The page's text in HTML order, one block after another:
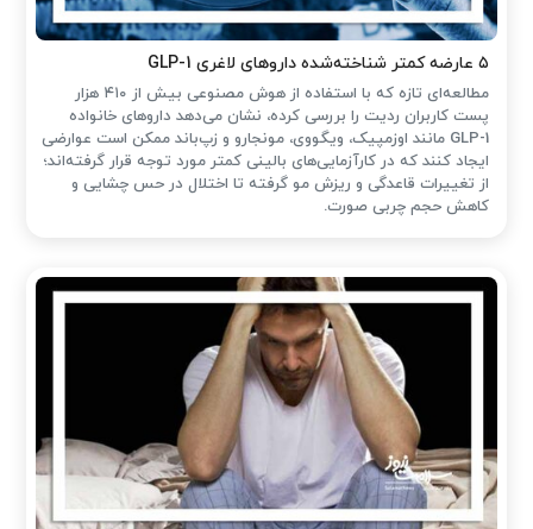
۵ عارضه کمتر شناخته‌شده داروهای لاغری GLP-1
مطالعه‌ای تازه که با استفاده از هوش مصنوعی بیش از ۴۱۰ هزار
پست کاربران ردیت را بررسی کرده، نشان می‌دهد داروهای خانواده
GLP-1 مانند اوزمپیک، ویگووی، مونجارو و زپ‌باند ممکن است عوارضی
ایجاد کنند که در کارآزمایی‌های بالینی کمتر مورد توجه قرار گرفته‌اند؛
از تغییرات قاعدگی و ریزش مو گرفته تا اختلال در حس چشایی و
کاهش حجم چربی صورت.